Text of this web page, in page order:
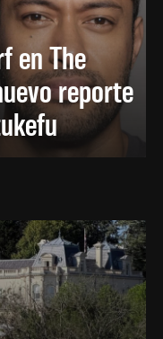
en The
reporte